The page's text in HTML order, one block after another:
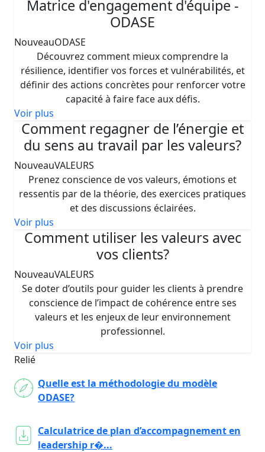
Matrice d'engagement d'équipe -
ODASE
NouveauODASE
Découvrez comment mieux comprendre la
résilience, identifier vos forces et vulnérabilités, et
définir des actions concrètes pour renforcer votre
capacité à faire face aux défis.
Voir plus
Comment regagner de l’énergie et
du sens au travail par les valeurs?
NouveauVALEURS
Prenez conscience de vos valeurs, émotions et
ressentis par de la théorie, des exercices pratiques
et des discussions éclairées.
Voir plus
Comment utiliser les valeurs avec
vos clients?
NouveauVALEURS
Se doter d’outils pour guider les clients à prendre
conscience de l’impact de cohérence entre ses
valeurs et les enjeux de leur environnement
professionnel.
Voir plus
Relié
Quelle est la méthodologie du modèle
ODASE?
Calculatrice de plan d’accompagnement en
leadership r�...